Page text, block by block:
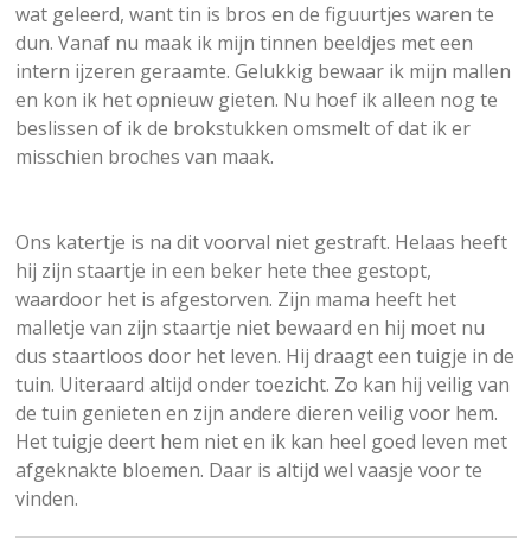
wat geleerd, want tin is bros en de figuurtjes waren te
dun. Vanaf nu maak ik mijn tinnen beeldjes met een
intern ijzeren geraamte. Gelukkig bewaar ik mijn mallen
en kon ik het opnieuw gieten. Nu hoef ik alleen nog te
beslissen of ik de brokstukken omsmelt of dat ik er
misschien broches van maak.
Ons katertje is na dit voorval niet gestraft. Helaas heeft
hij zijn staartje in een beker hete thee gestopt,
waardoor het is afgestorven. Zijn mama heeft het
malletje van zijn staartje niet bewaard en hij moet nu
dus staartloos door het leven. Hij draagt een tuigje in de
tuin. Uiteraard altijd onder toezicht. Zo kan hij veilig van
de tuin genieten en zijn andere dieren veilig voor hem.
Het tuigje deert hem niet en ik kan heel goed leven met
afgeknakte bloemen. Daar is altijd wel vaasje voor te
vinden.